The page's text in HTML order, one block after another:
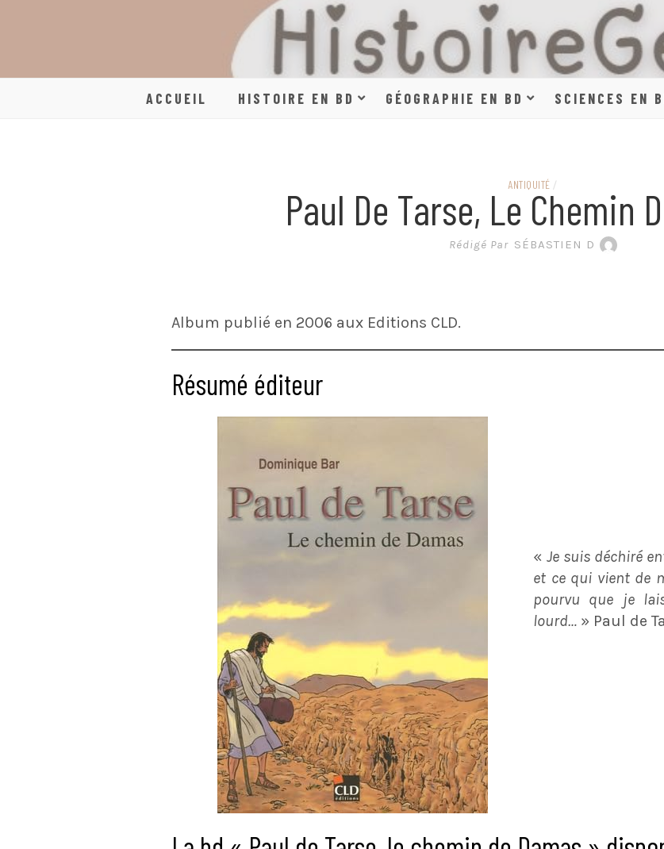
EN
ACCUEIL HISTOIRE EN BD GÉOGRAPHIE EN BD SCIENCES EN
ANTIQUITÉ /
Paul De Tarse, Le Chemin
Rédigé Par SÉBASTIEN D
Album publié en 2006 aux Editions CLD.
Résumé éditeur
« Je suis déchiré
et ce qui vient de
pourvu que je
lourd… » Paul de